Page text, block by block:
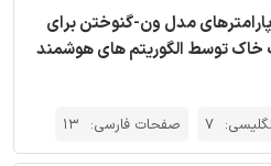
پارامترهای مدل ون-گنوختن برای
توسط الگوریتم های هوشمند
7 صفحات فارسی: 13